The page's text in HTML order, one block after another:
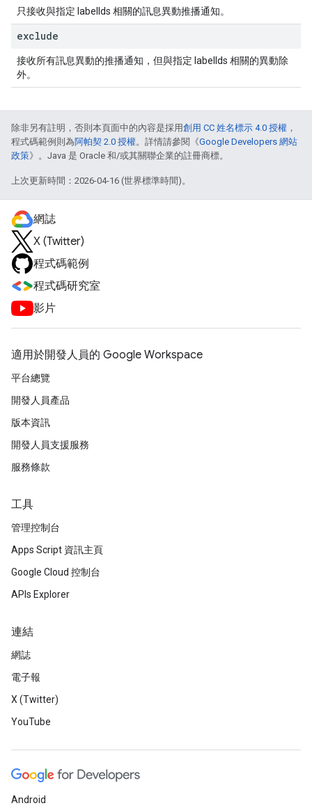
只接收與指定 labelIds 相關的訊息異動推播通知。
exclude
接收所有訊息異動的推播通知，但與指定 labelIds 相關的異動除
外。
除非另有註明，否則本頁面中的內容是採用創用 CC 姓名標示 4.0 授權 ，
程式碼範例則為阿帕契 2.0 授權。詳情請參閱《Google Developers 網站
政策》。Java 是 Oracle 和/或其關聯企業的註冊商標。
上次更新時間：2026-04-16 (世界標準時間)。
網誌
X (Twitter)
程式碼範例
程式碼研究室
影片
適用於開發人員的 Google Workspace
平台總覽
開發人員產品
版本資訊
開發人員支援服務
服務條款
工具
管理控制台
Apps Script 資訊主頁
Google Cloud 控制台
APIs Explorer
連結
網誌
電子報
X (Twitter)
YouTube
Android